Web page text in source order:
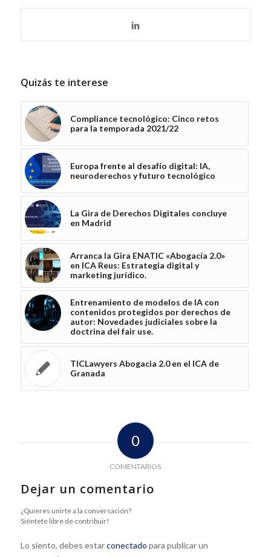
Quizás te interese
Compliance tecnológico: Cinco retos
para la temporada 2021/22
Europa frente al desafío digital: IA,
neuroderechos y futuro tecnológico
La Gira de Derechos Digitales concluye
en Madrid
Arranca la Gira ENATIC «Abogacía 2.0»
en ICA Reus: Estrategia digital y
marketing jurídico.
Entrenamiento de modelos de IA con
contenidos protegidos por derechos de
autor: Novedades judiciales sobre la
doctrina del fair use.
TICLawyers Abogacia 2.0 en el ICA de
Granada
0
COMENTARIOS
Dejar un comentario
¿Quieres unirte a la conversación?
Siéntete libre de contribuir!
Lo siento, debes estarconectado para publicar un